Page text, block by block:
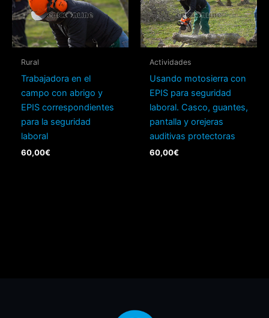
Rural
Trabajadora en el
campo con abrigo y
EPIS correspondientes
para la seguridad
laboral
60,00€
Actividades
Usando motosierra con
EPIS para seguridad
laboral. Casco, guantes,
pantalla y orejeras
auditivas protectoras
60,00€